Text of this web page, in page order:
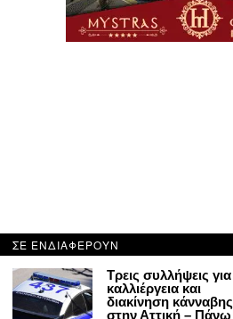
ΣΕ ΕΝΔΙΑΦΕΡΟΥΝ
Τρεις συλλήψεις για
καλλιέργεια και
διακίνηση κάνναβης
στην Αττική – Πάνω